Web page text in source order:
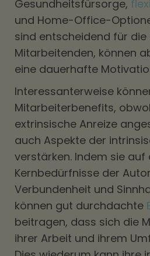
Gesundheitsfürsorge,
und Home-Office-
sind entscheidend für
Mitarbeitenden, können
eine dauerhafte
Interessanterweise
Mitarbeiterbenefits,
extrinsische Anreize
auch Aspekte der
verstärken. Indem sie auf
Kernbedürfnisse der
Verbundenheit und
können gut durchdachte
beitragen, dass sich die
ihrer Arbeit und ihrem